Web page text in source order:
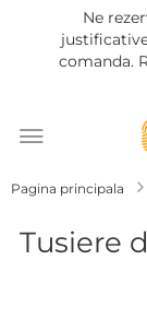
Ne
comanda.
Pagina principala
Tusiere